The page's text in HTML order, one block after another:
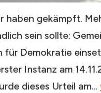
haben gekämpft.
sein sollte:
für Demokratie
Instanz am
dieses Urteil am…